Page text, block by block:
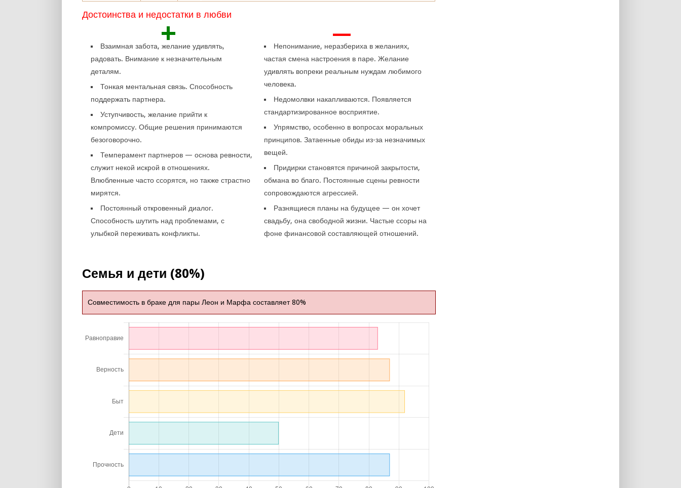
Достоинства и недостатки в любви
+
Взаимная забота, желание удивлять,
радовать. Внимание к незначительным
деталям.
Тонкая ментальная связь. Способность
поддержать партнера.
Уступчивость, желание прийти к
компромиссу. Общие решения принимаются
безоговорочно.
Темперамент партнеров — основа ревности,
служит некой искрой в отношениях.
Влюбленные часто ссорятся, но также страстно
мирятся.
Постоянный откровенный диалог.
Способность шутить над проблемами, с
улыбкой переживать конфликты.
—
Непонимание, неразбериха в желаниях,
частая смена настроения в паре. Желание
удивлять вопреки реальным нуждам любимого
человека.
Недомолвки накапливаются. Появляется
стандартизированное восприятие.
Упрямство, особенно в вопросах моральных
принципов. Затаенные обиды из-за незначимых
вещей.
Придирки становятся причиной закрытости,
обмана во благо. Постоянные сцены ревности
сопровождаются агрессией.
Разнящиеся планы на будущее — он хочет
свадьбу, она свободной жизни. Частые ссоры на
фоне финансовой составляющей отношений.
Семья и дети (80%)
Совместимость в браке для пары Леон и Марфа составляет 80%